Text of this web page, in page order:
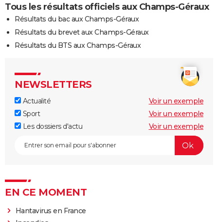
Tous les résultats officiels aux Champs-Géraux
Résultats du bac aux Champs-Géraux
Résultats du brevet aux Champs-Géraux
Résultats du BTS aux Champs-Géraux
NEWSLETTERS
Actualité
Voir un exemple
Sport
Voir un exemple
Les dossiers d'actu
Voir un exemple
EN CE MOMENT
Hantavirus en France